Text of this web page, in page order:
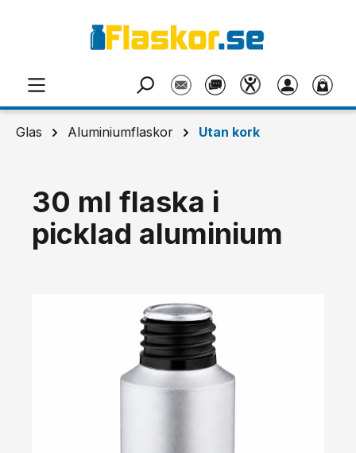
Glas Aluminiumflaskor Utan kork
30 ml flaska i
picklad aluminium